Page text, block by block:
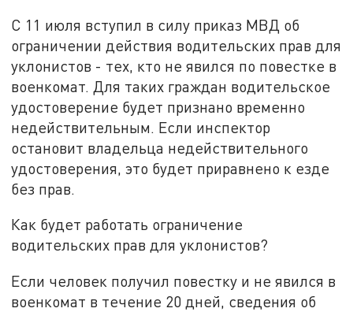
С 11 июля вступил в силу приказ МВД об
ограничении действия водительских прав для
уклонистов - тех, кто не явился по повестке в
военкомат. Для таких граждан водительское
удостоверение будет признано временно
недействительным. Если инспектор
остановит владельца недействительного
удостоверения, это будет приравнено к езде
без прав.
Как будет работать ограничение
водительских прав для уклонистов?
Если человек получил повестку и не явился в
военкомат в течение 20 дней, сведения об